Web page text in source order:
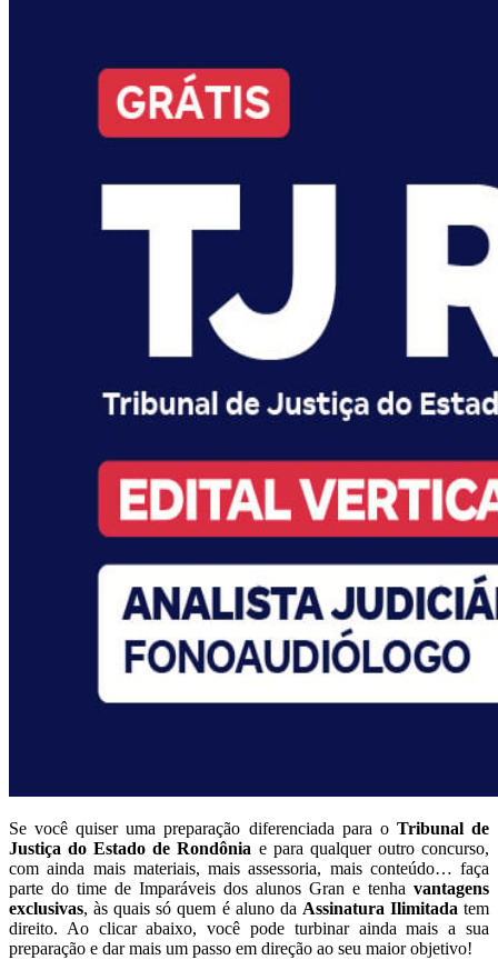
Se você quiser uma preparação diferenciada para oTribunal de
Justiça do Estado de Rondônia e para qualquer outro concurso,
com ainda mais materiais, mais assessoria, mais conteúdo… faça
parte do time de Imparáveis dos alunos Gran e tenha vantagens
exclusivas, às quais só quem é aluno da Assinatura Ilimitadatem
direito. Ao clicar abaixo, você pode turbinar ainda mais a sua
preparação e dar mais um passo em direção ao seu maior objetivo!